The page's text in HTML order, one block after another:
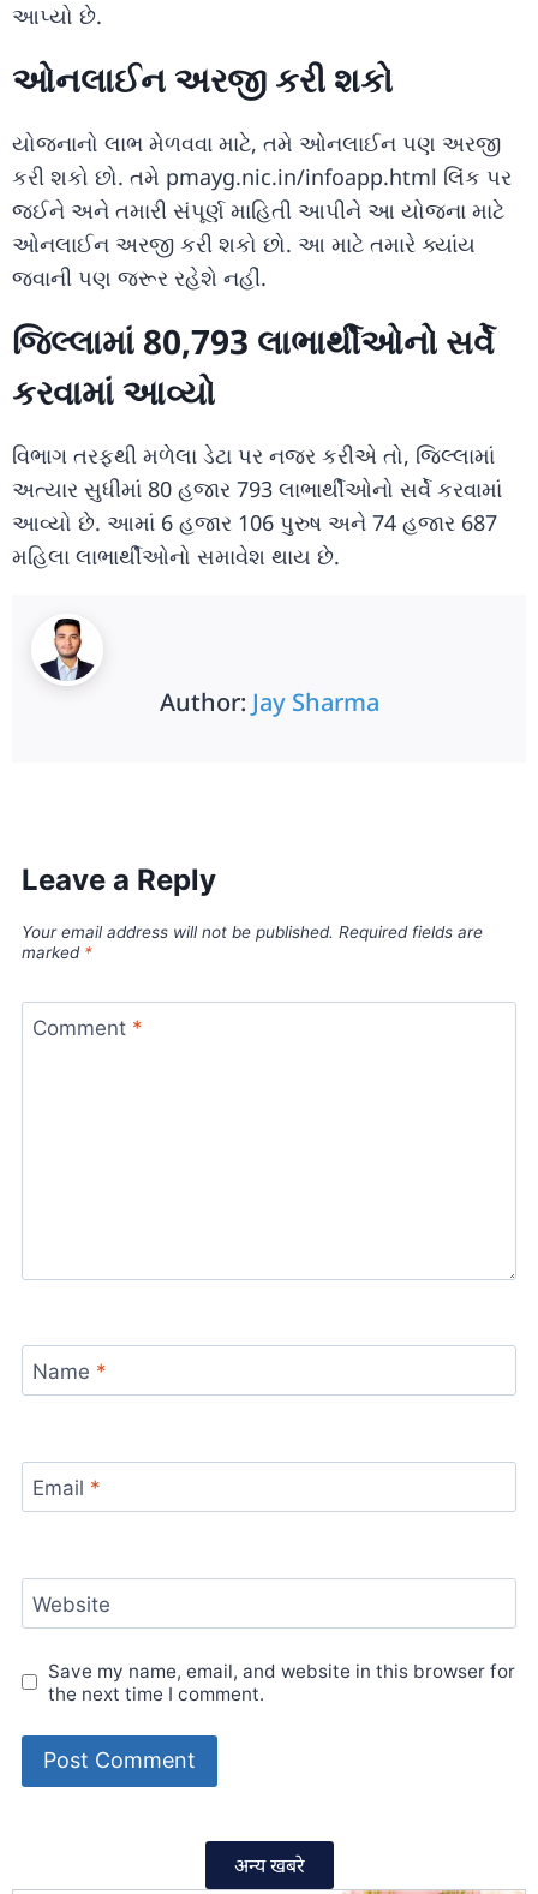
આપ્યો છે.
ઓનલાઈન અરજી કરી શકો
યોજનાનો લાભ મેળવવા માટે, તમે ઓનલાઈન પણ અરજી
કરી શકો છો. તમે pmayg.nic.in/infoapp.html લિંક પર
જઈને અને તમારી સંપૂર્ણ માહિતી આપીને આ યોજના માટે
ઓનલાઈન અરજી કરી શકો છો. આ માટે તમારે ક્યાંય
જવાની પણ જરૂર રહેશે નહીં.
જિલ્લામાં 80,793 લાભાર્થીઓનો સર્વે
કરવામાં આવ્યો
વિભાગ તરફથી મળેલા ડેટા પર નજર કરીએ તો, જિલ્લામાં
અત્યાર સુધીમાં 80 હજાર 793 લાભાર્થીઓનો સર્વે કરવામાં
આવ્યો છે. આમાં 6 હજાર 106 પુરુષ અને 74 હજાર 687
મહિલા લાભાર્થીઓનો સમાવેશ થાય છે.
Author: Jay Sharma
Leave a Reply
Your email address will not be published. Required fields are
marked *
Comment *
Name *
Email *
Website
Save my name, email, and website in this browser for
the next time I comment.
अन्य खबरे